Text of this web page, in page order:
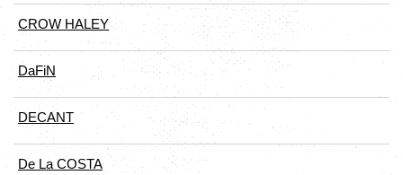
CROW HALEY
DaFiN
DECANT
De La COSTA